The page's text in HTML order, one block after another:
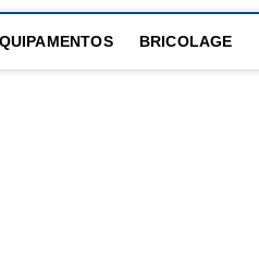
BRICOLAGE